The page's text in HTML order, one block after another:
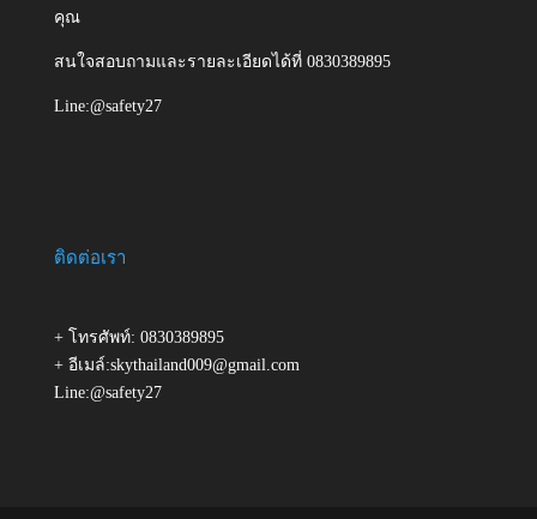
คุณ
สนใจสอบถามและรายละเอียดได้ที่ 0830389895
Line:@safety27
ติดต่อเรา
+ โทรศัพท์: 0830389895
+ อีเมล์:skythailand009@gmail.com
Line:@safety27